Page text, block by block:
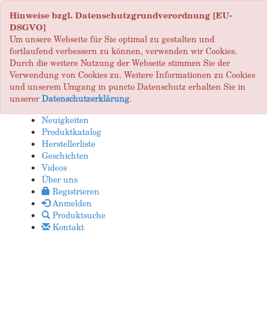
Hinweise bzgl. Datenschutzgrundverordnung [EU-
DSGVO]
Um unsere Webseite für Sie optimal zu gestalten und
fortlaufend verbessern zu können, verwenden wir Cookies.
Durch die weitere Nutzung der Webseite stimmen Sie der
Verwendung von Cookies zu. Weitere Informationen zu Cookies
und unserem Umgang in puncto Datenschutz erhalten Sie in
unsererDatenschutzerklärung.
Neuigkeiten
Produktkatalog
Herstellerliste
Geschichten
Videos
Über uns
Registrieren
Anmelden
Produktsuche
Kontakt